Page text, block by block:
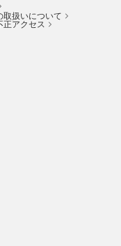
取扱いについて
正アクセス